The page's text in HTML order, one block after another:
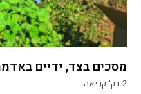
מסכים בצד, ידיים
2דק' קריאה